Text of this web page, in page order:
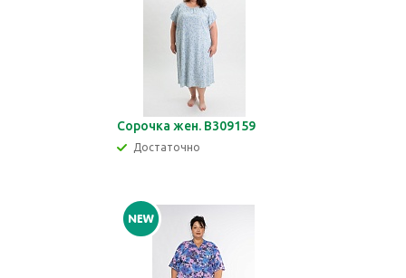
Сорочка жен. В309159
Достаточно